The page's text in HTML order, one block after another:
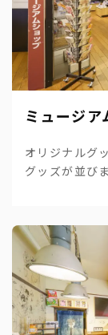
ミュージア
オリジナルグ
グッズが並びま